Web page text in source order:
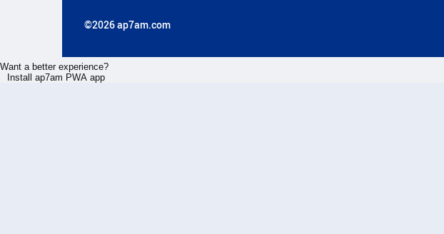
©2026 ap7am.com
Want a better experience?
Install ap7am PWA app